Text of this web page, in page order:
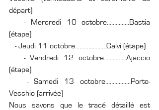
départ)
(étape)
   - Jeudi 11 octobre.....................Calvi (étape)
(étape)
Vecchio (arrivée)
Nous savons que le tracé détaillé est